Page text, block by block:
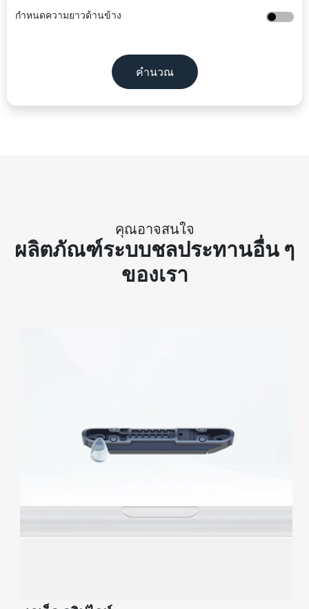
กำหนดความยาวด้านข้าง
คำนวณ
คุณอาจสนใจ
ผลิตภัณฑ์ระบบชลประทานอื่น ๆ
ของเรา